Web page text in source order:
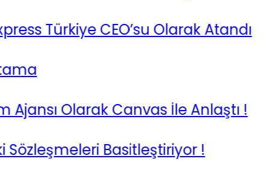
Türkiye CEO’su Olarak Atandı
Olarak Canvas İle Anlaştı !
Basitleştiriyor !